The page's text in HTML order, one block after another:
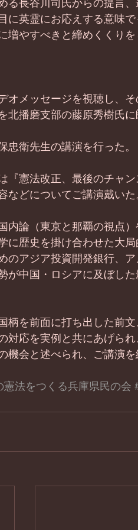
に英霊にお応えする意味
増やすべきと締めくくり
オメッセージを視聴し、
北播磨支部の藤原秀樹氏
衛先生の講演を行った。
『憲法改正、最後のチャ
などについてご講演戴いた
内論（東京と那覇の視点
に歴史を掛け合わせた大
のアジア投資開発銀行、
が中国・ロシアに及ぼし
柄を前面に打ち出した前
対応を実例と共にあげら
機会と述べられ、ご講演を
憲法をつくる兵庫県民の会